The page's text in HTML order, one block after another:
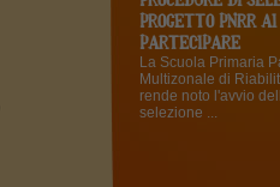
PROGETTO PNRR
PARTECIPARE
La Scuola Primaria
Multizonale di
rende noto l'avvio
selezione ...